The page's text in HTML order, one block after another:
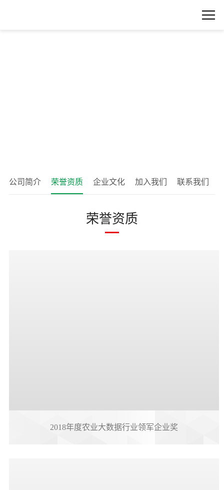
公司简介 荣誉资质 企业文化 加入我们 联系我们
荣誉资质
2018年度农业大数据行业领军企业奖